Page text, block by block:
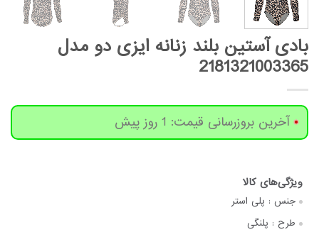
بادی آستین بلند زنانه ایزی دو مدل
2181321003365
آخرین بروزرسانی قیمت: 1 روز پیش
جنس : پلی استر
طرح : پلنگی